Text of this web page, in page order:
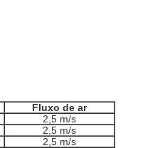
Fluxo de ar
2,5 m/s
2,5 m/s
2,5 m/s